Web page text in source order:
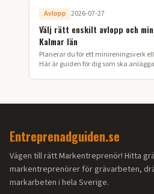
Avlopp 2026-07-27
Välj rätt enskilt avlopp och
Kalmar län
Planerar du för ett minireningsverk
Här är guiden för dig som ska
Entreprenadguiden.se
Vägen till rätt Markentreprenör! Hitta
markentreprenörer för grävarbeten,
markarbeten i hela Sverige.